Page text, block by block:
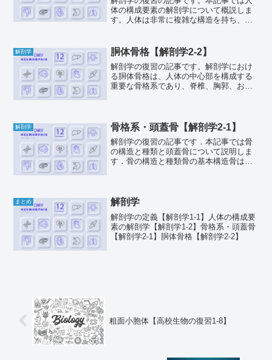
体の構成要素の解剖学について概説しま
す。人体は非常に複雑な構造を持ち、細
で、特定の機能を果たすために高度に専
門化されています。本記事...
解剖学 胴体骨格【解剖学2‐2】
解剖学の復習の記事です。解剖学におけ
る胴体骨格は、人体の中心部を構成する
重要な骨格系であり、脊椎、胸郭、およ
では、各部分について詳し...
解剖学 骨格系・頭蓋骨【解剖学2‐1】
解剖学の復習の記事です．本記事では骨
の構造と種類と頭蓋骨について説明しま
す．骨の構造と種類骨の基本構造骨は、
備えています。骨は大きく...
まとめ 解剖学
解剖学の定義【解剖学1-1】人体の構成要
素の解剖学【解剖学1‐2】骨格系・頭蓋骨
【解剖学2‐1】胴体骨格【解剖学2‐2】
粗面小胞体【高校生物の復習1‐8】